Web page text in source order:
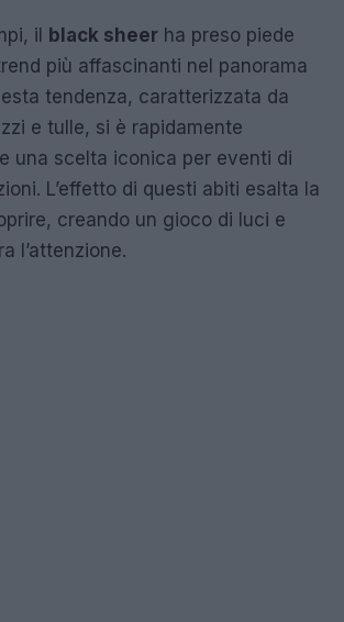
il black sheer ha preso piede
più affascinanti nel panorama
tendenza, caratterizzata da
e tulle, si è rapidamente
una scelta iconica per eventi di
L’effetto di questi abiti esalta la
creando un gioco di luci e
l’attenzione.